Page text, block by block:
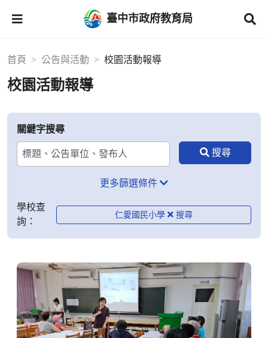
臺中市政府教育局
首頁 公告與活動 校園活動報導
校園活動報導
關鍵字搜尋
更多篩選條件
學校查
詢：
仁愛國民小學